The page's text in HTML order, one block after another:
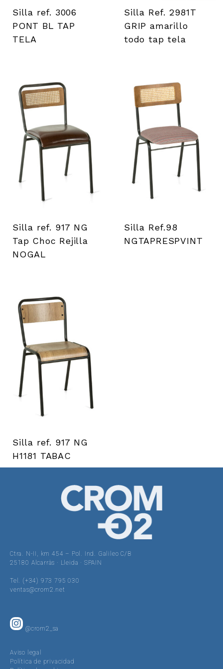
Silla ref. 3006
PONT BL TAP
TELA
Silla Ref. 2981T
GRIP amarillo
todo tap tela
Silla ref. 917 NG
Tap Choc Rejilla
NOGAL
Silla Ref.98
NGTAPRESPVINT
Silla ref. 917 NG
H1181 TABAC
Ctra. N-II, km 454 – Pol. Ind. Galileo C/B
25180 Alcarràs · Lleida · SPAIN
Tel. (+34) 973 795 030
ventas@crom2.net
@crom2_sa
Aviso legal
Política de privacidad